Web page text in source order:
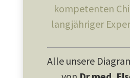
kompetenten
langjähriger
Alle unsere